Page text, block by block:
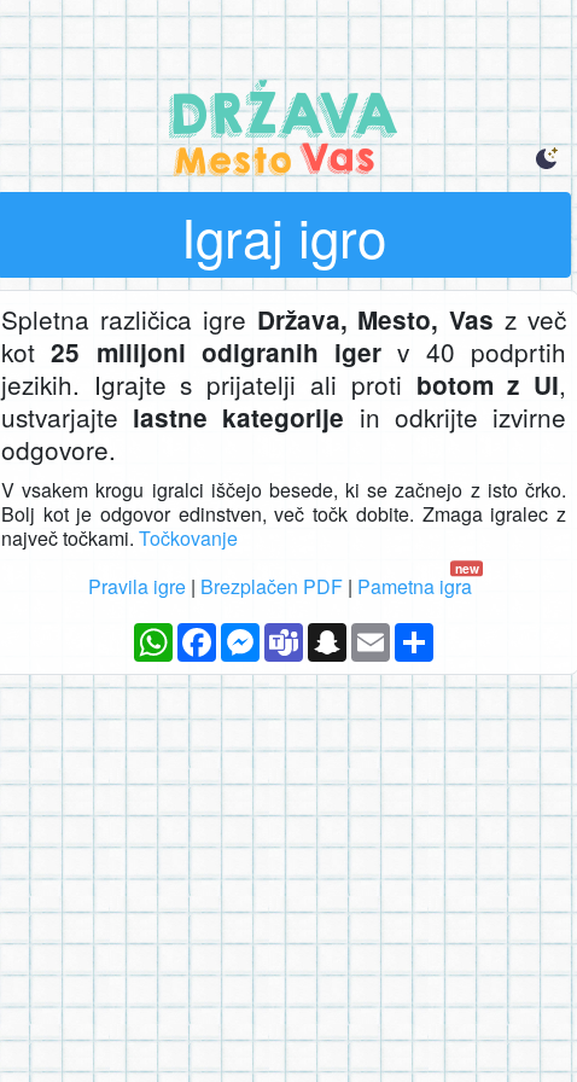
Igraj igro
Spletna različica igre Država, Mesto, Vas z več
kot25 milijoni odigranih iger v 40 podprtih
jezikih. Igrajte s prijatelji ali proti botom z UI,
ustvarjajte lastne kategorije in odkrijte izvirne
odgovore.
V vsakem krogu igralci iščejo besede, ki se začnejo z isto črko.
Bolj kot je odgovor edinstven, več točk dobite. Zmaga igralec z
največ točkami. Točkovanje
Pravila igre | Brezplačen PDF | Pametna igra
new
WhatsAppFacebookMessenger
TeamsSnapchat
EmailDeli